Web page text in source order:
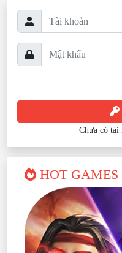
Chưa có tài
HOT GAMES